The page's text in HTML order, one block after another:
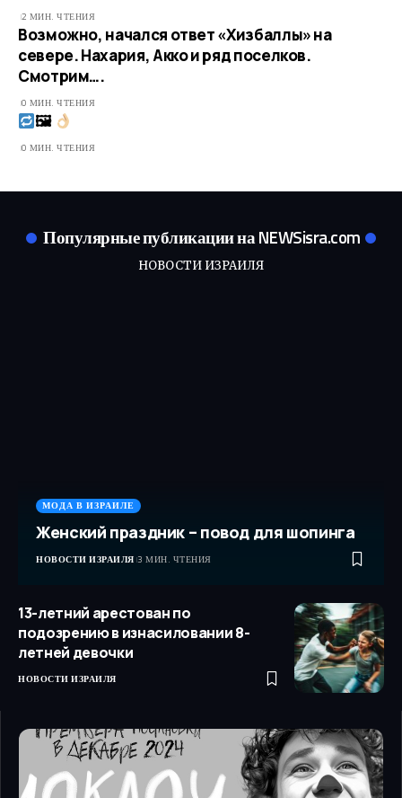
2 МИН. ЧТЕНИЯ
Возможно, начался ответ «Хизбаллы» на
севере. Нахария, Акко и ряд поселков.
Смотрим….
0 МИН. ЧТЕНИЯ
🖼
0 МИН. ЧТЕНИЯ
Популярные публикации на NEWSisra.com
НОВОСТИ ИЗРАИЛЯ
МОДА В ИЗРАИЛЕ
Женский праздник – повод для шопинга
НОВОСТИ ИЗРАИЛЯ 3 МИН. ЧТЕНИЯ
13-летний арестован по
подозрению в изнасиловании 8-
летней девочки
НОВОСТИ ИЗРАИЛЯ